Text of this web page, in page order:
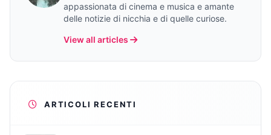
appassionata di cinema e musica e amante
delle notizie di nicchia e di quelle curiose.
View all articles
ARTICOLI RECENTI